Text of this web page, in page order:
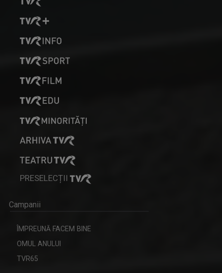
PRESELECȚII
Campanii
ÎMPREUNĂ FACEM BINE
OMUL ANULUI
TVR65